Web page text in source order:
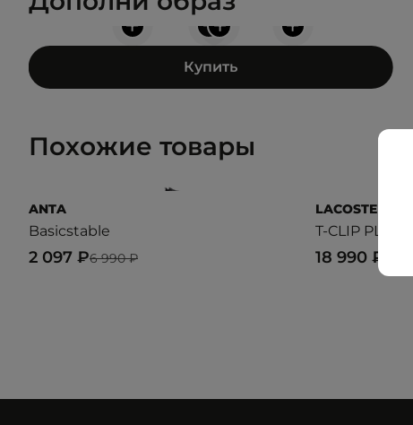
+
+
+ +
Купить
Похожие товары
ANTA
Basicstable
6 990 ₽
2 097 ₽
LACOSTE
T-CLIP PLAT
18 990 ₽